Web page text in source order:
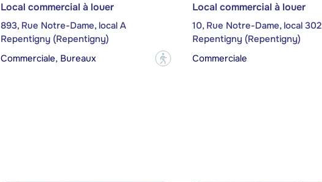
Local commercial à louer
893, Rue Notre-Dame, local A
Repentigny (Repentigny)
Commerciale, Bureaux
?
Local commercial à louer
10, Rue Notre-Dame, local 302
Repentigny (Repentigny)
Commerciale